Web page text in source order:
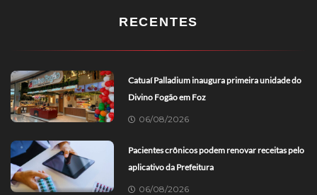
RECENTES
Catuaí Palladium inaugura primeira unidade do
Divino Fogão em Foz
06/08/2026
Pacientes crônicos podem renovar receitas pelo
aplicativo da Prefeitura
06/08/2026